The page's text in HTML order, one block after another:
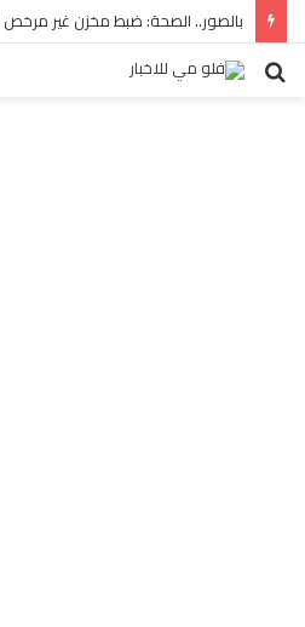
بالصور.. الصحة: ضبط مخزن غير مرخص
بحث